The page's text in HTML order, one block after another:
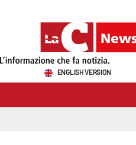
Sezioni
ENGLISH VERSION